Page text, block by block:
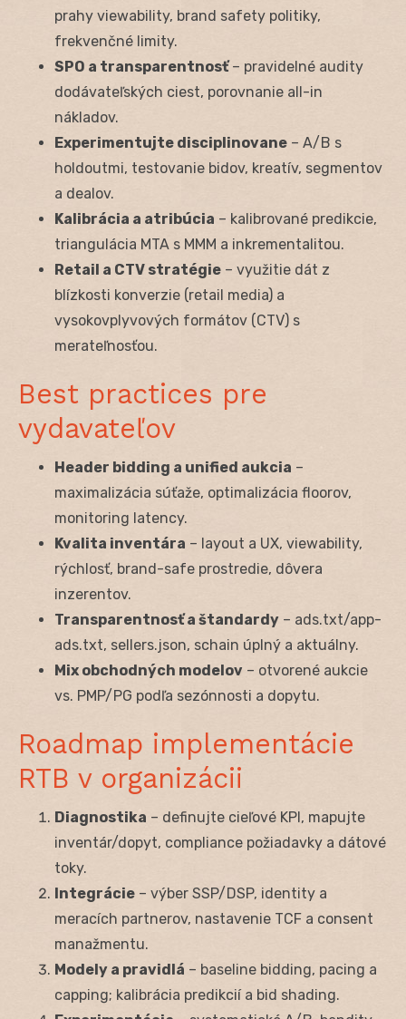
prahy viewability, brand safety politiky,
frekvenčné limity.
SPO a transparentnosť– pravidelné audity
dodávateľských ciest, porovnanie all-in
nákladov.
Experimentujte disciplinovane – A/B s
holdoutmi, testovanie bidov, kreatív, segmentov
a dealov.
Kalibrácia a atribúcia – kalibrované predikcie,
triangulácia MTA s MMM a inkrementalitou.
Retail a CTV stratégie – využitie dát z
blízkosti konverzie (retail media) a
vysokovplyvových formátov (CTV) s
merateľnosťou.
Best practices pre
vydavateľov
Header bidding a unified aukcia –
maximalizácia súťaže, optimalizácia floorov,
monitoring latency.
Kvalita inventára – layout a UX, viewability,
rýchlosť, brand-safe prostredie, dôvera
inzerentov.
Transparentnosť a štandardy – ads.txt/app-
ads.txt, sellers.json, schain úplný a aktuálny.
Mix obchodných modelov – otvorené aukcie
vs. PMP/PG podľa sezónnosti a dopytu.
Roadmap implementácie
RTB v organizácii
Diagnostika – definujte cieľové KPI, mapujte
inventár/dopyt, compliance požiadavky a dátové
toky.
Integrácie – výber SSP/DSP, identity a
meracích partnerov, nastavenie TCF a consent
manažmentu.
Modely a pravidlá – baseline bidding, pacing a
capping; kalibrácia predikcií a bid shading.